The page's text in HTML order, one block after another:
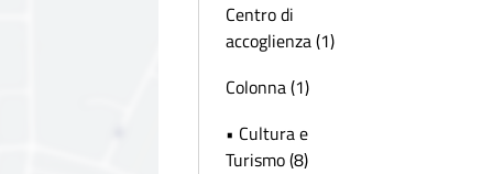
Centro di
accoglienza (1)
Colonna (1)
• Cultura e
Turismo (8)